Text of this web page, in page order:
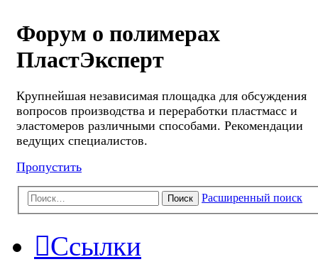
Форум о полимерах
ПластЭксперт
Крупнейшая независимая площадка для обсуждения
вопросов производства и переработки пластмасс и
эластомеров различными способами. Рекомендации
ведущих специалистов.
Пропустить
Поиск Расширенный поиск
Ссылки